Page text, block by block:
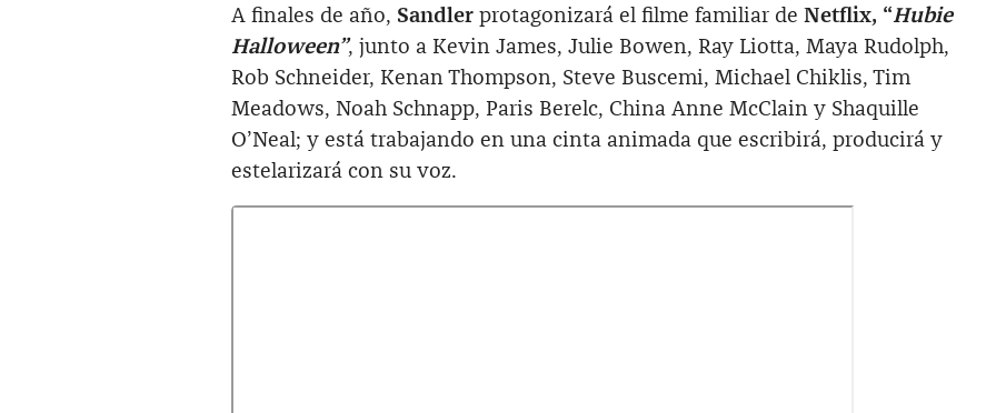
A finales de año, Sandler protagonizará el filme familiar de Netflix, “Hubie
Halloween”, junto a Kevin James, Julie Bowen, Ray Liotta, Maya Rudolph,
Rob Schneider, Kenan Thompson, Steve Buscemi, Michael Chiklis, Tim
Meadows, Noah Schnapp, Paris Berelc, China Anne McClain y Shaquille
O’Neal; y está trabajando en una cinta animada que escribirá, producirá y
estelarizará con su voz.